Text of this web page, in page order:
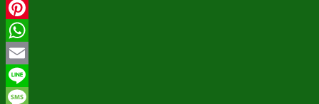
Pinterest
WhatsApp
Email
Line